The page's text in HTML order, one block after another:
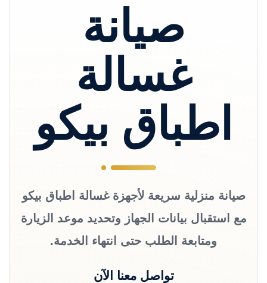
صيانة
غسالة
اطباق بيكو
صيانة منزلية سريعة لأجهزة غسالة اطباق بيكو
مع استقبال بيانات الجهاز وتحديد موعد الزيارة
ومتابعة الطلب حتى انتهاء الخدمة.
تواصل معنا الآن